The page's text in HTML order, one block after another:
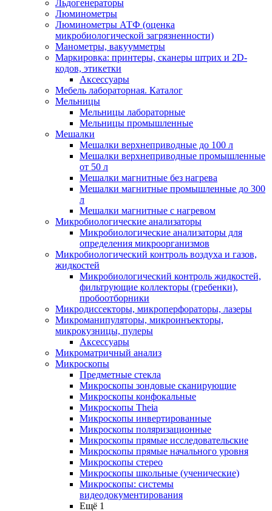
Льдогенераторы
Люминометры
Люминометры АТФ (оценка
микробиологической загрязненности)
Манометры, вакуумметры
Маркировка: принтеры, сканеры штрих и 2D-
кодов, этикетки
Аксессуары
Мебель лабораторная. Каталог
Мельницы
Мельницы лабораторные
Мельницы промышленные
Мешалки
Мешалки верхнеприводные до 100 л
Мешалки верхнеприводные промышленные
от 50 л
Мешалки магнитные без нагрева
Мешалки магнитные промышленные до 300
л
Мешалки магнитные с нагревом
Микробиологические анализаторы
Микробиологические анализаторы для
определения микроорганизмов
Микробиологический контроль воздуха и газов,
жидкостей
Микробиологический контроль жидкостей,
фильтрующие коллекторы (гребенки),
пробоотборники
Микродиссекторы, микроперфораторы, лазеры
Микроманипуляторы, микроинъекторы,
микрокузницы, пулеры
Аксессуары
Микроматричный анализ
Микроскопы
Предметные стекла
Микроскопы зондовые сканирующие
Микроскопы конфокальные
Микроскопы Theia
Микроскопы инвертированные
Микроскопы поляризационные
Микроскопы прямые исследовательские
Микроскопы прямые начального уровня
Микроскопы стерео
Микроскопы школьные (ученические)
Микроскопы: системы
видеодокументирования
Ещё 1